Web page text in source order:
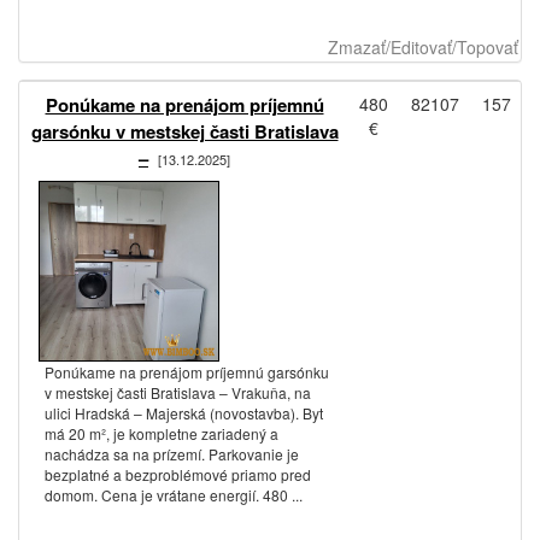
Zmazať/Editovať/Topovať
Ponúkame na prenájom príjemnú
garsónku v mestskej časti Bratislava
– [13.12.2025]
Ponúkame na prenájom príjemnú garsónku
v mestskej časti Bratislava – Vrakuňa, na
ulici Hradská – Majerská (novostavba). Byt
má 20 m², je kompletne zariadený a
nachádza sa na prízemí. Parkovanie je
bezplatné a bezproblémové priamo pred
domom. Cena je vrátane energií. 480 ...
480
€
82107 157